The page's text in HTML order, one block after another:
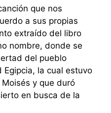
que nos
a sus propias
extraído del libro
nombre, donde se
del pueblo
la cual estuvo
y que duró
en busca de la